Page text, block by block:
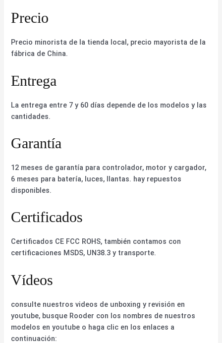
Precio
Precio minorista de la tienda local, precio mayorista de la
fábrica de China.
Entrega
La entrega entre 7 y 60 días depende de los modelos y las
cantidades.
Garantía
12 meses de garantía para controlador, motor y cargador,
6 meses para batería, luces, llantas. hay repuestos
disponibles.
Certificados
Certificados CE FCC ROHS, también contamos con
certificaciones MSDS, UN38.3 y transporte.
Vídeos
consulte nuestros videos de unboxing y revisión en
youtube, busque Rooder con los nombres de nuestros
modelos en youtube o haga clic en los enlaces a
continuación: